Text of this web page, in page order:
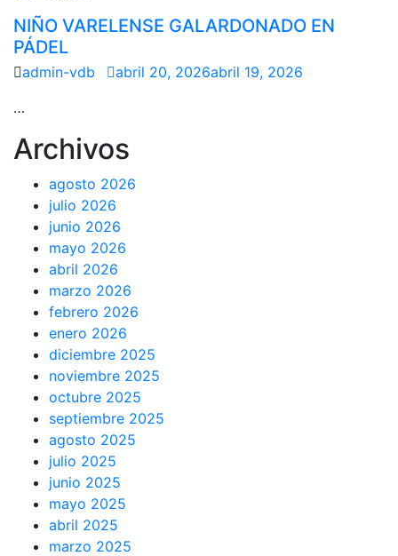
NIÑO VARELENSE GALARDONADO EN
PÁDEL
admin-vdb abril 20, 2026abril 19, 2026
…
Archivos
agosto 2026
julio 2026
junio 2026
mayo 2026
abril 2026
marzo 2026
febrero 2026
enero 2026
diciembre 2025
noviembre 2025
octubre 2025
septiembre 2025
agosto 2025
julio 2025
junio 2025
mayo 2025
abril 2025
marzo 2025